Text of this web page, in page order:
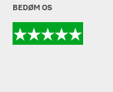
BEDØM OS